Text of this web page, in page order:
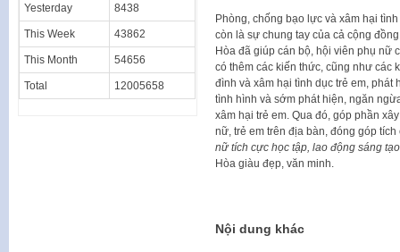
Phòng, chống bạo lực và xâm hại
còn là sự chung tay của cả cộng
Hòa đã giúp cán bộ, hội viên phụ nữ
có thêm các kiến thức, cũng như các
đình và xâm hại tình dục trẻ em, phát
tình hình và sớm phát hiện, ngăn
xâm hại trẻ em. Qua đó, góp phần
nữ, trẻ em trên địa bàn, đóng góp
nữ tích cực học tập, lao động sáng
Hòa giàu đẹp, văn minh.
Nội dung khác
Yesterday 8438
This Week 43862
This Month 54656
Total 12005658